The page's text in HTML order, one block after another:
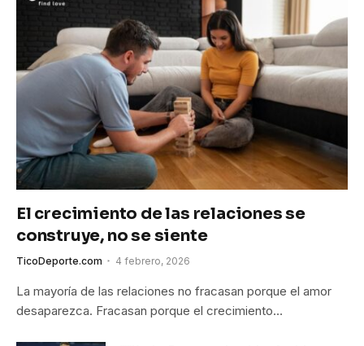
El crecimiento de las relaciones se
construye, no se siente
TicoDeporte.com 4 febrero, 2026
La mayoría de las relaciones no fracasan porque el amor
desaparezca. Fracasan porque el crecimiento…